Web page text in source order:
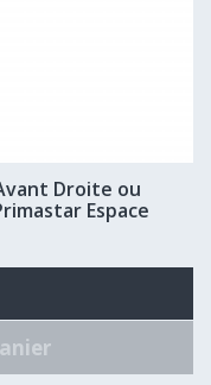
Droite ou
Espace